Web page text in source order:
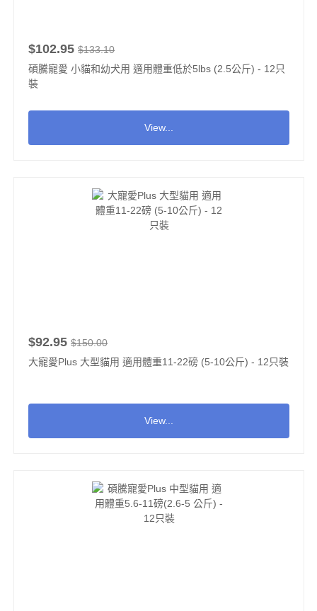
$102.95 $133.10
碩騰寵愛 小貓和幼犬用 適用體重低於5lbs (2.5公斤) - 12只
裝
View...
$92.95 $150.00
大寵愛Plus 大型貓用 適用體重11-22磅 (5-10公斤) - 12只裝
View...